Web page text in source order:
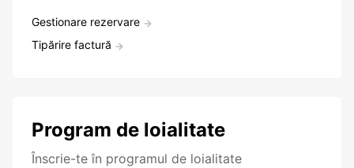
Gestionare rezervare
Tipărire factură
Program de loialitate
Înscrie-te în programul de loialitate